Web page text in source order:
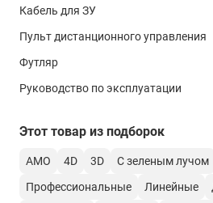
преимуществах данного изделия
магазине, связавшись с нами по
непосредственно через сайт – с
консультантом.
нет
зелёный
Тип компенсатора
работы компенсатора)
Кабель для ЗУ
Пульт дистанционного управления
Футляр
Руководство по эксплуатации
Этот товар из подборок
AMO 4D 3D С зеленым лучом
Профессиональные
Линейные